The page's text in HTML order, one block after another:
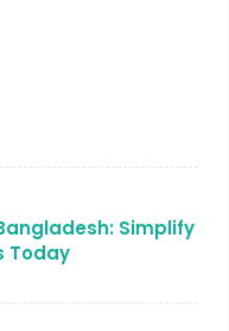
Simplify
Today